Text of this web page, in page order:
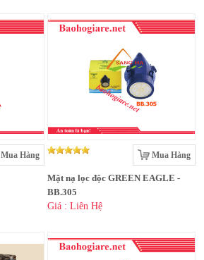
Mua Hàng Mua Hàng
Mặt nạ lọc độc GREEN EAGLE -
BB.305
Giá : Liên Hệ